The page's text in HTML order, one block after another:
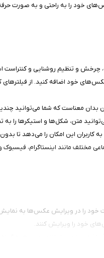
خود را به راحتی و به صورت
چرخش و تنظیم روشنایی و
بدان معناست که شما می‌توانید
متن، شکل‌ها و استیکرها را
کاربران این امکان را می‌دهد تا
مانند اینستاگرام، فیسبوک و
خود را ویرایش کنند.